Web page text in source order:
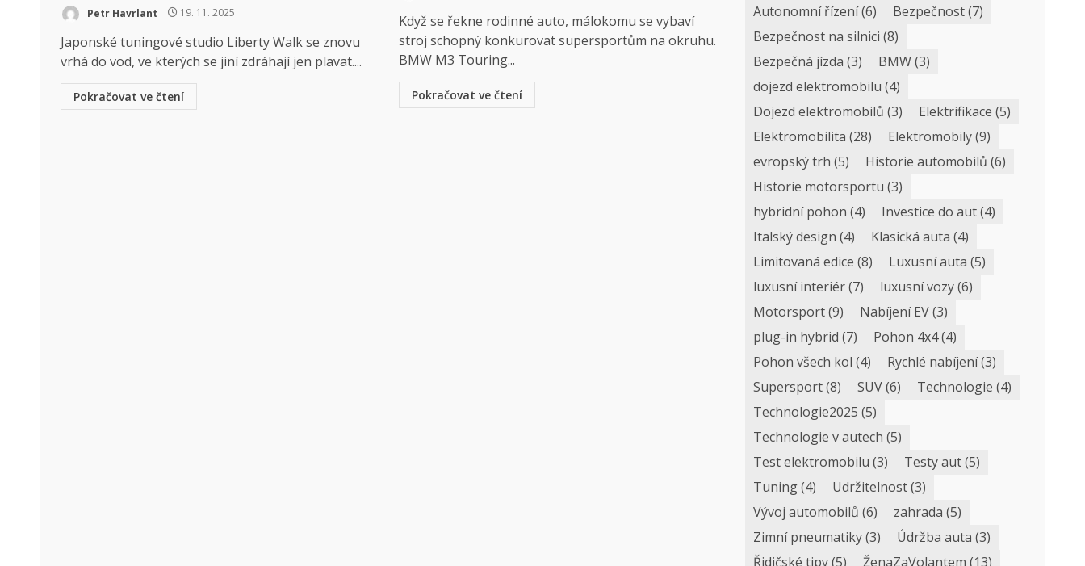
Petr Havrlant 19. 11. 2025
Japonské tuningové studio Liberty Walk se znovu
vrhá do vod, ve kterých se jiní zdráhají jen plavat....
Pokračovat ve čtení
Když se řekne rodinné auto, málokomu se vybaví
stroj schopný konkurovat supersportům na okruhu.
BMW M3 Touring...
Pokračovat ve čtení
Autonomní řízení(6) Bezpečnost(7)
Bezpečnost na silnici (8)
Bezpečná jízda (3) BMW(3)
dojezd elektromobilu (4)
Dojezd elektromobilů (3) Elektrifikace (5)
Elektromobilita (28) Elektromobily(9)
evropský trh (5) Historie automobilů (6)
Historie motorsportu (3)
hybridní pohon (4) Investice do aut(4)
Italský design (4) Klasická auta (4)
Limitovaná edice (8) Luxusní auta (5)
luxusní interiér(7) luxusní vozy(6)
Motorsport(9) Nabíjení EV(3)
plug-in hybrid (7) Pohon 4x4(4)
Pohon všech kol (4) Rychlé nabíjení(3)
Supersport(8) SUV(6) Technologie (4)
Technologie2025 (5)
Technologie v autech (5)
Test elektromobilu (3) Testy aut(5)
Tuning(4) Udržitelnost(3)
Vývoj automobilů (6) zahrada (5)
Zimní pneumatiky(3) Údržba auta (3)
Řidičské tipy(5) ŽenaZaVolantem (13)